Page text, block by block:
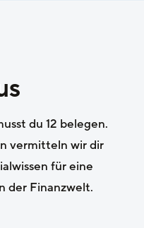
du 12 belegen.
vermitteln wir dir
für eine
der Finanzwelt.